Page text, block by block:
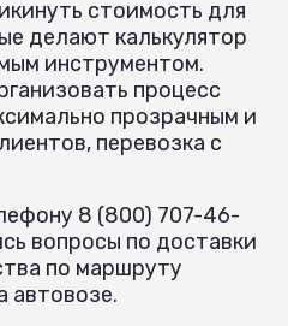
стоимость для
делают калькулятор
инструментом.
процесс
прозрачным и
перевозка с
8 (800) 707-46-
вопросы по доставки
по маршруту
автовозе.